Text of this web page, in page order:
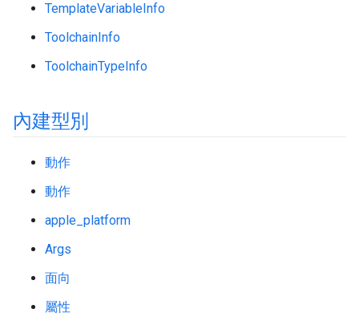
TemplateVariableInfo
ToolchainInfo
ToolchainTypeInfo
內建型別
動作
動作
apple_platform
Args
面向
屬性